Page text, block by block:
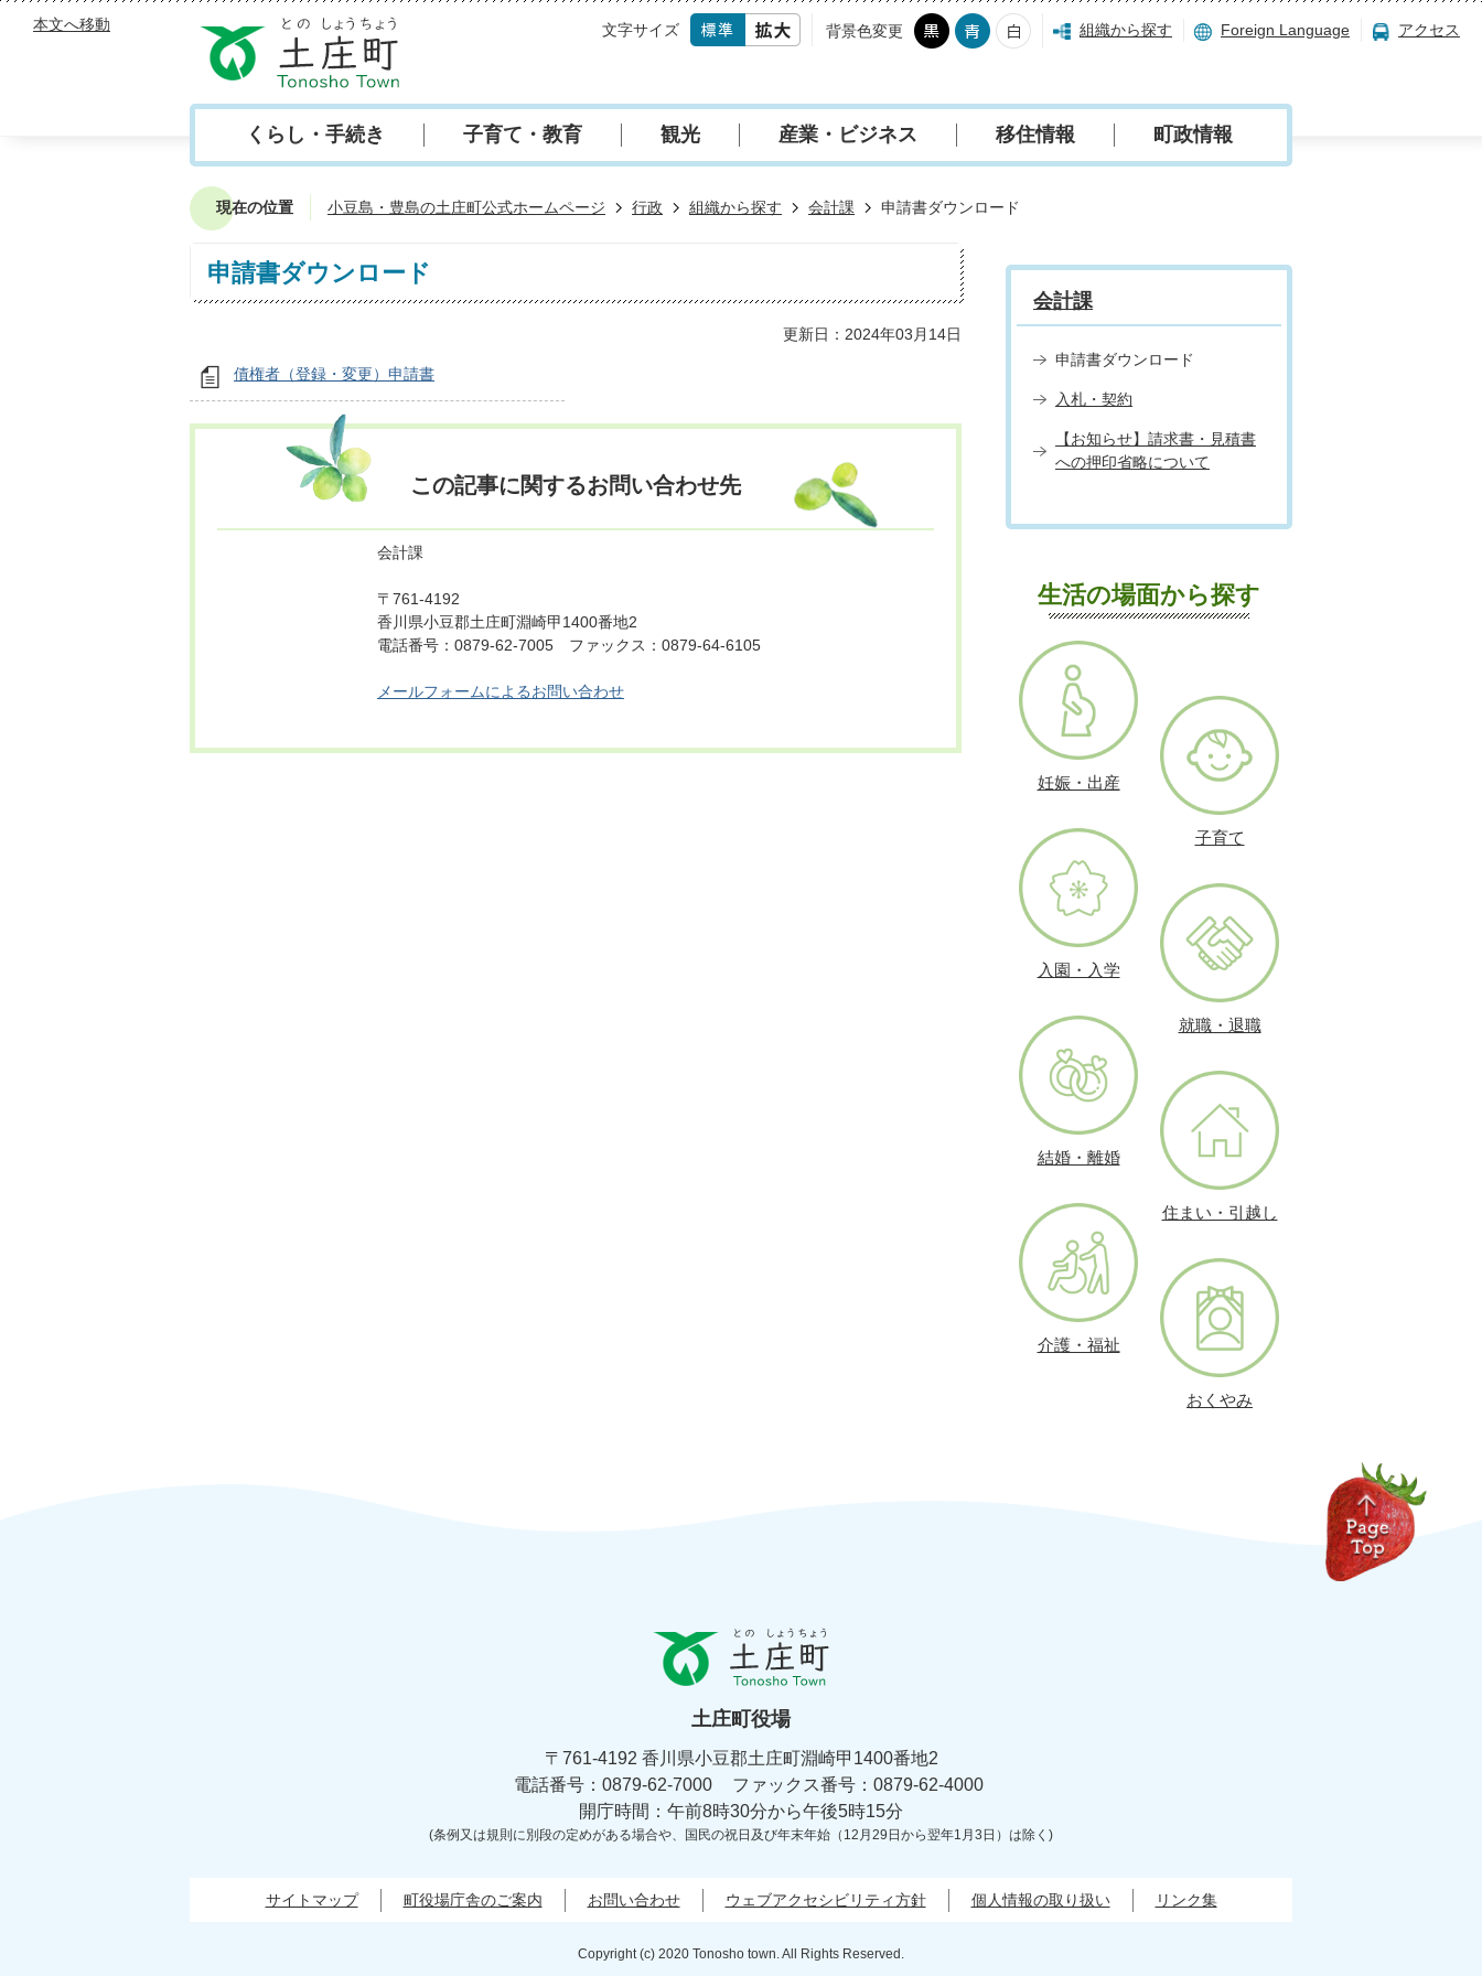
本文へ移動 文字サイズ 背景色変更 組織から探す Foreign Language アクセス
くらし・手続き 子育て・教育 観光 産業・ビジネス 移住情報 町政情報
現在の位置 小豆島・豊島の土庄町公式ホームページ 行政 組織から探す 会計課 申請書ダウンロード
申請書ダウンロード
更新日：2024年03月14日
債権者（登録・変更）申請書
この記事に関するお問い合わせ先
会計課
〒761-4192
香川県小豆郡土庄町淵崎甲1400番地2
電話番号：0879-62-7005 ファックス：0879-64-6105
メールフォームによるお問い合わせ
会計課
申請書ダウンロード
入札・契約
【お知らせ】請求書・見積書
への押印省略について
生活の場面から探す
妊娠・出産
子育て
入園・入学
就職・退職
結婚・離婚
住まい・引越し
介護・福祉
おくやみ
と
の
し
ょ
う
土
庄
町
土庄町役場
〒761-4192 香川県小豆郡土庄町淵崎甲1400番地2
電話番号：0879-62-7000
ファックス番号：0879-62-4000
開庁時間：午前8時30分から午後5時15分
(条例又は規則に別段の定めがある場合や、 国民の祝日及び年末年始（12月29日から翌年1月3日）は除く)
サイトマップ 町役場庁舎のご案内 お問い合わせ ウェブアクセシビリティ方針 個人情報の取り扱い リンク集
Copyright (c) 2020 Tonosho town. All Rights Reserved.